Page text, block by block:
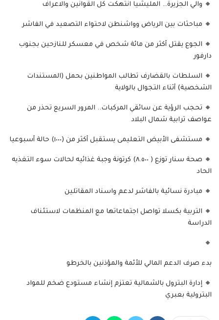
🔸 والي الجزيرة… المليشيا انتهكت كل القوانين والاعراف
🔸 مباحثات بين الرياض وواشنطن لاحتواء التصعيد في الفاشر
🔸 الجوع يقتل أكثر من مائة شخص في معسكر للنازحين بجنوب
دارفور
🔸 السلطات بالقضارف تطالب المواطنين بحمل (المستندات
الشخصية) أثناء التجوال بالولاية
🔸 تحجب الرؤية عن سائقي المركبات.. المرور السريع تحذر من
عواصف ترابية شمال البلاد
🔸 مستشفى الأبيض التعليمى يستقبل أكثر من (١٠٠٠) حالة أسبوعيا
🔸 صحة سنار توزع ( ٨.٥٠٠) كرتونة وجبة غذائيه لحالات سوء التغذيه
الحاد
🔸 مبادرة نسائية بالفاشر لدعم واسناد المقاتلين
🔸 التربية بكسلا تواصل اجتماعاتها مع المنظمات لاستئناف
الدراسة
🔸
بدء صرف الدعم المالي للأئمة والمؤذنين بالخرطو
🔸 إدارة البترول بالشمالية تعتزم إنشاء مستودع ضخم للمواد
البترولية بعبري